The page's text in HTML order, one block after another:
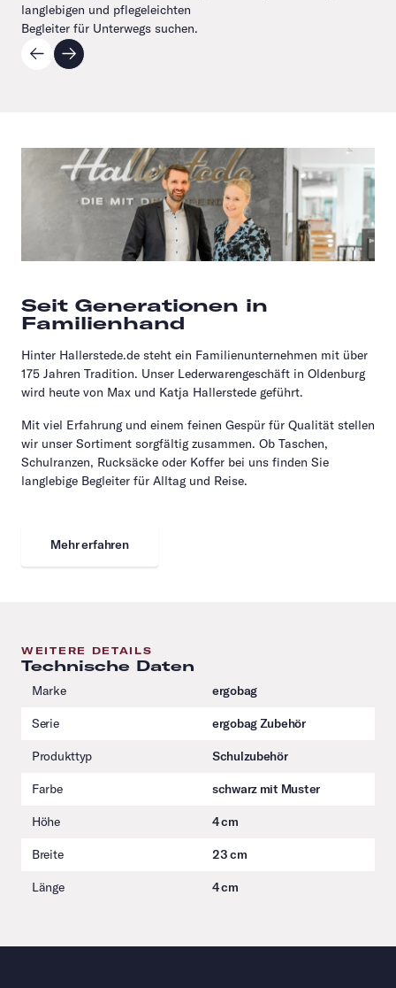
langlebigen und pflegeleichten
Begleiter für Unterwegs suchen.
Seit Generationen in
Familienhand
Hinter Hallerstede.de steht ein Familienunternehmen mit über
175 Jahren Tradition. Unser Lederwarengeschäft in Oldenburg
wird heute von Max und Katja Hallerstede geführt.
Mit viel Erfahrung und einem feinen Gespür für Qualität stellen
wir unser Sortiment sorgfältig zusammen. Ob Taschen,
Schulranzen, Rucksäcke oder Koffer bei uns finden Sie
langlebige Begleiter für Alltag und Reise.
Mehr erfahren
WEITERE DETAILS
Technische Daten
Marke ergobag
Serie ergobag Zubehör
Produkttyp Schulzubehör
Farbe schwarz mit Muster
Höhe 4 cm
Breite 23 cm
Länge 4 cm